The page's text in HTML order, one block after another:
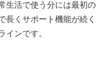
生活で使う分には最初の
長くサポート機能が続く
インです。